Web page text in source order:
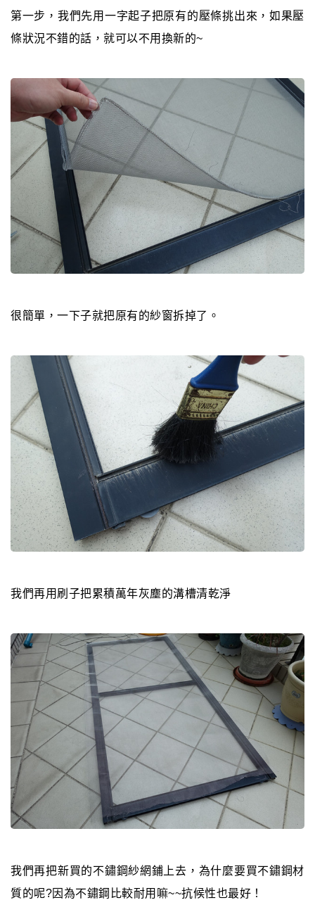
第一步，我們先用一字起子把原有的壓條挑出來，如果壓
條狀況不錯的話，就可以不用換新的~
很簡單，一下子就把原有的紗窗拆掉了。
我們再用刷子把累積萬年灰塵的溝槽清乾淨
我們再把新買的不鏽鋼紗網鋪上去，為什麼要買不鏽鋼材
質的呢?因為不鏽鋼比較耐用嘛~~抗候性也最好！